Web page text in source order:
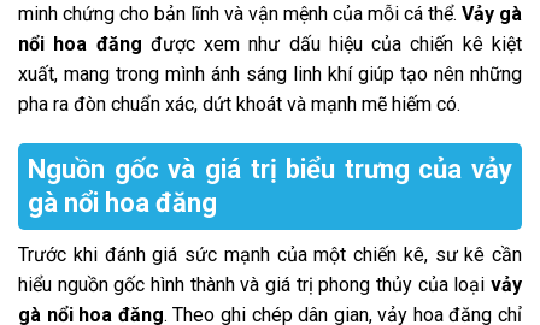
minh chứng cho bản lĩnh và vận mệnh của mỗi cá thể. Vảy gà
nổi hoa đăng được xem như dấu hiệu của chiến kê kiệt
xuất, mang trong mình ánh sáng linh khí giúp tạo nên những
pha ra đòn chuẩn xác, dứt khoát và mạnh mẽ hiếm có.
Nguồn gốc và giá trị biểu trưng của vảy
gà nổi hoa đăng
Trước khi đánh giá sức mạnh của một chiến kê, sư kê cần
hiểu nguồn gốc hình thành và giá trị phong thủy của loại vảy
gà nổi hoa đăng. Theo ghi chép dân gian, vảy hoa đăng chỉ